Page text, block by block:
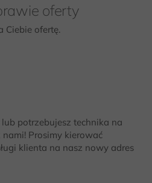
oferty
Ciebie ofertę.
potrzebujesz technika na
Prosimy kierować
klienta na nasz nowy adres